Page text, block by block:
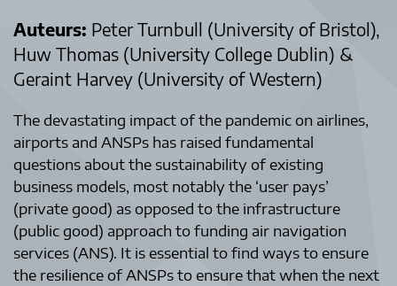
Auteurs: Peter Turnbull (University of Bristol),
Huw Thomas (University College Dublin) &
Geraint Harvey (University of Western)
The devastating impact of the pandemic on airlines,
airports and ANSPs has raised fundamental
questions about the sustainability of existing
business models, most notably the ‘user pays’
(private good) as opposed to the infrastructure
(public good) approach to funding air navigation
services (ANS). It is essential to find ways to ensure
the resilience of ANSPs to ensure that when the next